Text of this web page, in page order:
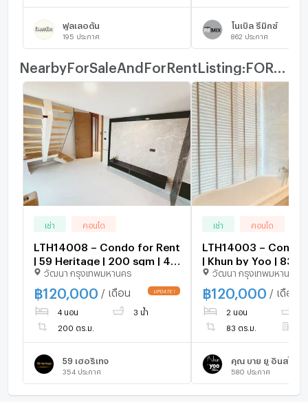
ฟูลเลอตัน
195 ประกาศ
โนเบิล รีมิกซ์
862 ประกาศ
เช่า คอนโด
LTH14008 – Condo for Rent
| 59 Heritage | 200 sqm | 4
Beds 3 Baths | Near BTS
Thonglor | 120K/Month |
คอนโดให้เช่า ฟิฟตี้ไนน์ เฮอริ
เทจ
วัฒนา กรุงเทพมหานคร
฿120,000 / เดือน
4 นอน 3 น้ำ
200 ตร.ม.
59 เฮอริเทจ
354 ประกาศ
เช่า คอนโด
LTH14003 – Condo
| Khun by Yoo | 83
Beds 2 Baths | Near
Thonglor | 120K/
คอนโดให้เช่า คุณ บาย
วัฒนา กรุงเทพมหานคร
฿120,000 / เดือน
2 นอน
83 ตร.ม.
คุณ บาย ยู อินสไปร์
580 ประกาศ